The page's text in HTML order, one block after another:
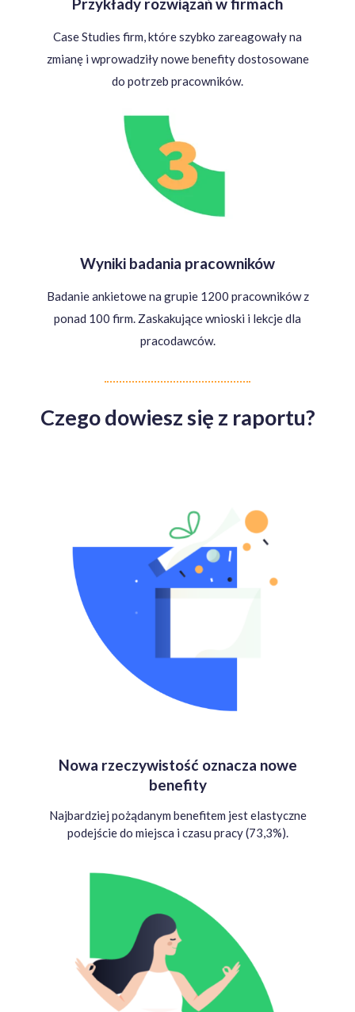
Case Studies firm, które szybko zareagowały na
zmianę i wprowadziły nowe benefity dostosowane
do potrzeb pracowników.
Wyniki badania pracowników
Badanie ankietowe na grupie 1200 pracowników z
ponad 100 firm. Zaskakujące wnioski i lekcje dla
pracodawców.
Czego dowiesz się z raportu?
Nowa rzeczywistość oznacza nowe
benefity
Najbardziej pożądanym benefitem jest elastyczne
podejście do miejsca i czasu pracy (73,3%).